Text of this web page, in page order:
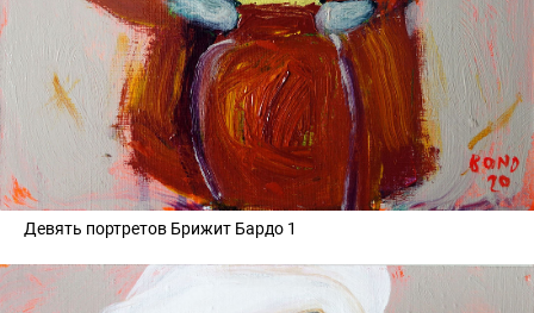
Девять портретов Брижит Бардо 1